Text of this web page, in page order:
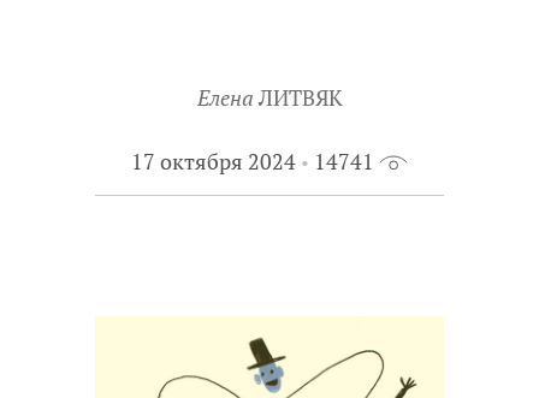
Елена ЛИТВЯК
17 октября 2024 14741